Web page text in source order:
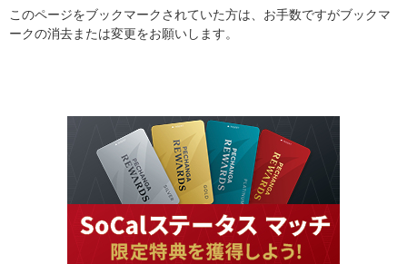
このページをブックマークされていた方は、お手数ですがブックマ
ークの消去または変更をお願いします。